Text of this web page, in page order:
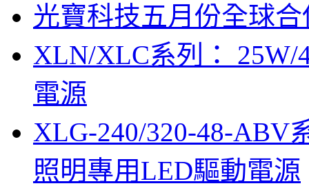
光寶科技五月份全球
XLN/XLC系列： 25W/
電源
XLG-240/320-48-ABV
照明專用LED驅動電源